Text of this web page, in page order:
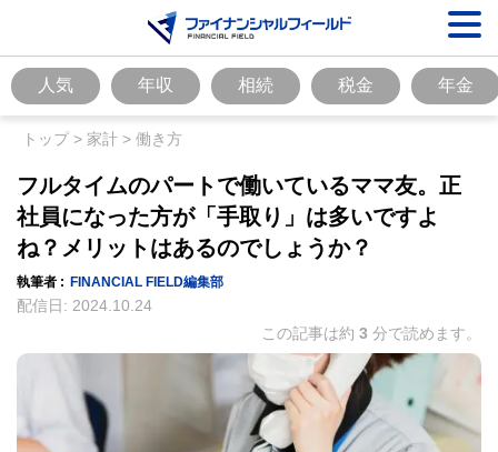
人気 年収 相続 税金 年金
トップ> 家計 > 働き方
フルタイムのパートで働いているママ友。正
社員になった方が「手取り」は多いですよ
ね？メリットはあるのでしょうか？
執筆者 : FINANCIAL FIELD編集部
配信日: 2024.10.24
この記事は約 3 分で読めます。